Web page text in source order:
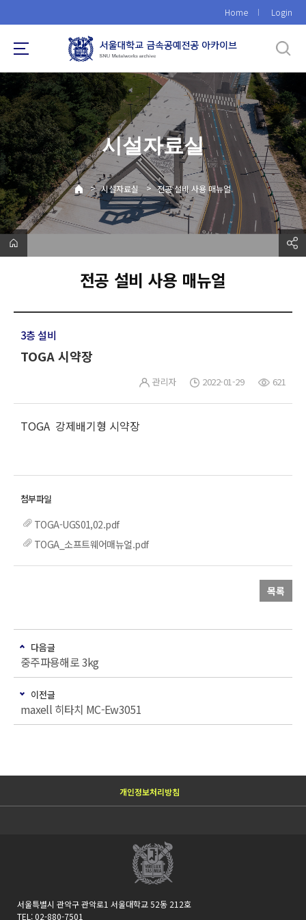
로
메
뉴
Home Login
시설자료실
> 시설자료실 > 전공 설비 사용 매뉴얼
전공 설비 사용 매뉴얼
3층 설비
TOGA 시약장
관리자 2022-01-29 621
TOGA 강제배기형 시약장
TOGA-UGS01,02.pdf
TOGA_소프트웨어매뉴얼.pdf
목록
다음글
중주파용해로 3kg
이전글
maxell 히타치 MC-Ew3051
개인정보처리방침
서울특별시 관악구 관악로1 서울대학교 52동 212호
TEL: 02-880-7501